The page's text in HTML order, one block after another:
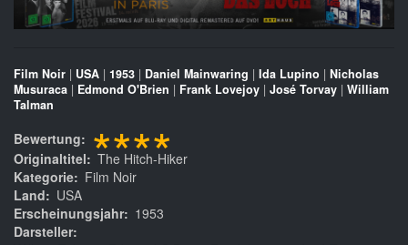
Film Noir | USA | 1953 | Daniel Mainwaring | Ida Lupino | Nicholas
Musuraca | Edmond O'Brien | Frank Lovejoy | José Torvay | William
Talman
Bewertung ****
Originaltitel
The Hitch-Hiker
Kategorie
Film Noir
Land
USA
Erscheinungsjahr
1953
Darsteller